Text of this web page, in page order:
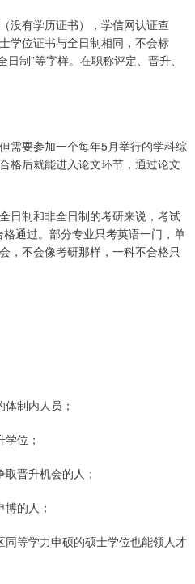
没有学历证书），学信网认证查
学位证书与全日制相同，不会标
日制”等字样。在职称评定、晋升、
需要参加一个每年5月举行的学科综
格后就能进入论文环节，通过论文
日制和非全日制的考研来说，考试
通过。部分专业只考英语一门，单
，不会像考研那样，一科不合格只
制内人员；
位；
晋升机会的人；
的人；
等学力申硕的硕士学位也能领人才